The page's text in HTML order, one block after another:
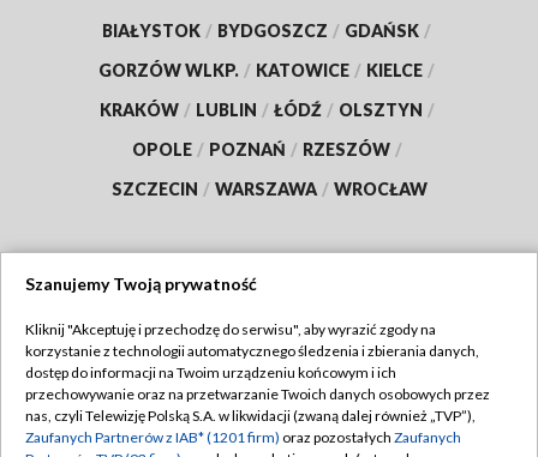
BIAŁYSTOK / BYDGOSZCZ / GDAŃSK /
GORZÓW WLKP. / KATOWICE / KIELCE /
KRAKÓW / LUBLIN / ŁÓDŹ / OLSZTYN /
OPOLE / POZNAŃ / RZESZÓW /
SZCZECIN / WARSZAWA / WROCŁAW
TVP
Abonament TVP
Emisja w TVP
Regulamin TVP
Polityka prywatności
Szanujemy Twoją prywatność
Kliknij "Akceptuję i przechodzę do serwisu", aby wyrazić zgody na
korzystanie z technologii automatycznego śledzenia i zbierania danych,
dostęp do informacji na Twoim urządzeniu końcowym i ich
przechowywanie oraz na przetwarzanie Twoich danych osobowych przez
nas, czyli Telewizję Polską S.A. w likwidacji (zwaną dalej również „TVP”),
Zaufanych Partnerów z IAB* (1201 firm) oraz pozostałych Zaufanych